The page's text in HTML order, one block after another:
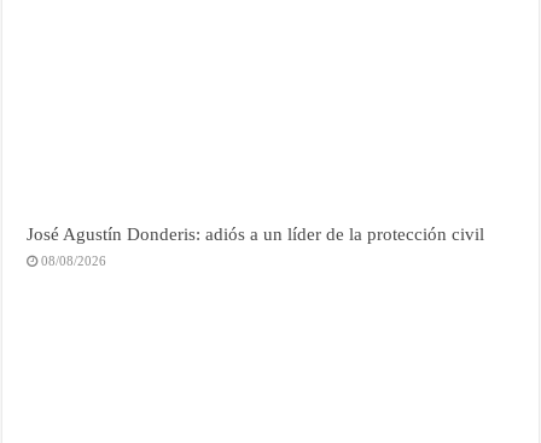
José Agustín Donderis: adiós a un líder de la protección civil
08/08/2026